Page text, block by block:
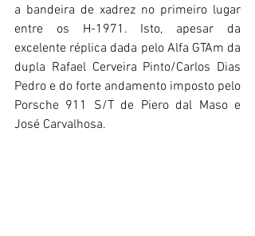
a bandeira de xadrez no primeiro lugar
entre os H-1971. Isto, apesar da
excelente réplica dada pelo Alfa GTAm da
dupla Rafael Cerveira Pinto/Carlos Dias
Pedro e do forte andamento imposto pelo
Porsche 911 S/T de Piero dal Maso e
José Carvalhosa.